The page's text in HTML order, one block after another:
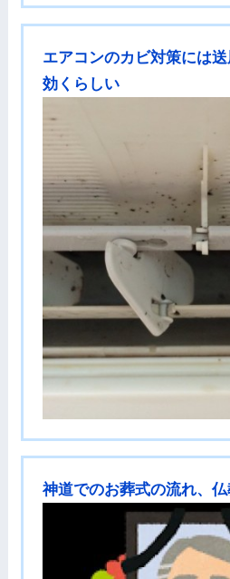
エアコンのカビ対策には
効くらしい
神道でのお葬式の流れ、